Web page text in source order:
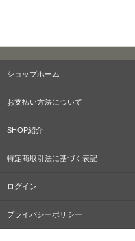
ショップホーム
お支払い方法について
SHOP紹介
特定商取引法に基づく表記
ログイン
プライバシーポリシー